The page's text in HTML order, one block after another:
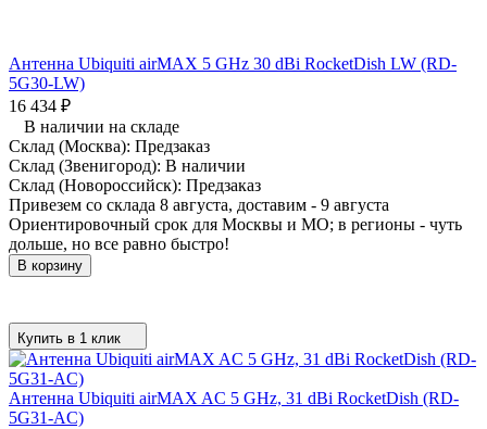
Антенна Ubiquiti airMAX 5 GHz 30 dBi RocketDish LW (RD-
5G30-LW)
16 434 ₽
В наличии на складе
Склад (Москва): Предзаказ
Склад (Звенигород): В наличии
Склад (Новороссийск): Предзаказ
Привезем со склада 8 августа, доставим - 9 августа
Ориентировочный срок для Москвы и МО; в регионы - чуть
дольше, но все равно быстро!
В корзину
Купить в 1 клик
Антенна Ubiquiti airMAX AC 5 GHz, 31 dBi RocketDish (RD-
5G31-AC)